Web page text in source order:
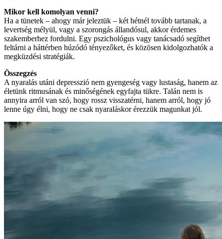
Mikor kell komolyan venni?
Ha a tünetek – ahogy már jeleztük – két hétnél tovább tartanak, a
levertség mélyül, vagy a szorongás állandósul, akkor érdemes
szakemberhez fordulni. Egy pszichológus vagy tanácsadó segíthet
feltárni a háttérben húzódó tényezőket, és közösen kidolgozhatók a
megküzdési stratégiák.
Összegzés
A nyaralás utáni depresszió nem gyengeség vagy lustaság, hanem az
életünk ritmusának és minőségének egyfajta tükre. Talán nem is
annyira arról van szó, hogy rossz visszatérni, hanem arról, hogy jó
lenne úgy élni, hogy ne csak nyaraláskor érezzük magunkat jól.